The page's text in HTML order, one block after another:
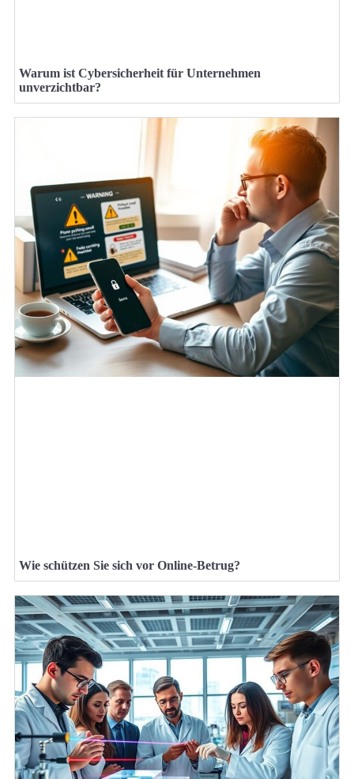
Warum ist Cybersicherheit für Unternehmen
unverzichtbar?
Wie schützen Sie sich vor Online-Betrug?